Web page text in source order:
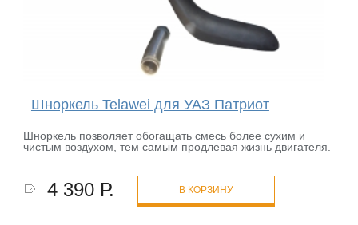
Шноркель Telawei для УАЗ Патриот
Шноркель позволяет обогащать смесь более сухим и
чистым воздухом, тем самым продлевая жизнь двигателя.
4 390 Р. В КОРЗИНУ